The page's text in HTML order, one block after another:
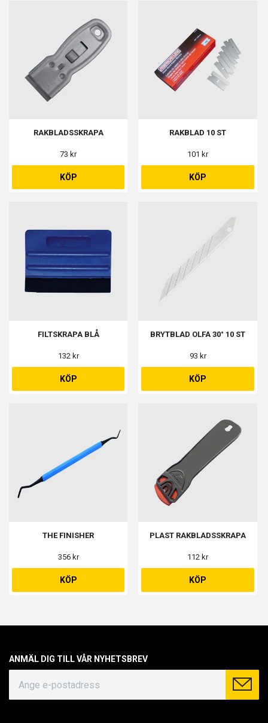
RAKBLADSSKRAPA
73 kr
KÖP
RAKBLAD 10 ST
101 kr
KÖP
FILTSKRAPA BLÅ
132 kr
KÖP
BRYTBLAD OLFA 30° 10 ST
93 kr
KÖP
THE FINISHER
356 kr
KÖP
PLAST RAKBLADSSKRAPA
112 kr
KÖP
ANMÄL DIG TILL VÅR NYHETSBREV